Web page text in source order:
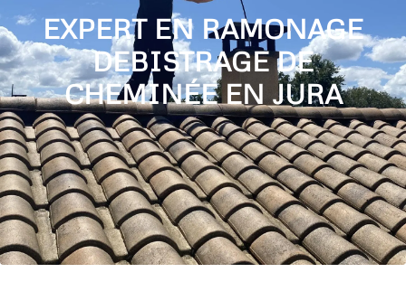
EXPERT EN RAMONAGE
DEBISTRAGE DE
CHEMINÉE EN JURA